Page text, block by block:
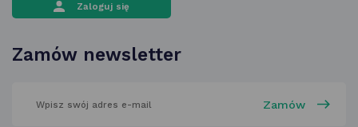
Zaloguj się
Zamów newsletter